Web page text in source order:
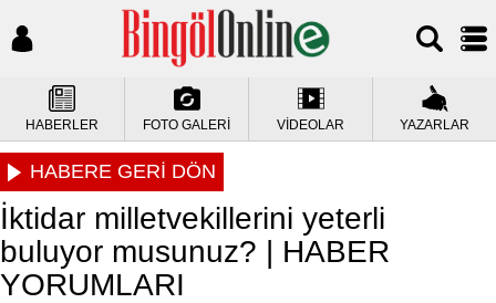
HABERLER FOTO GALERİ VİDEOLAR YAZARLAR
HABERE GERİ DÖN
İktidar milletvekillerini yeterli
buluyor musunuz? | HABER
YORUMLARI